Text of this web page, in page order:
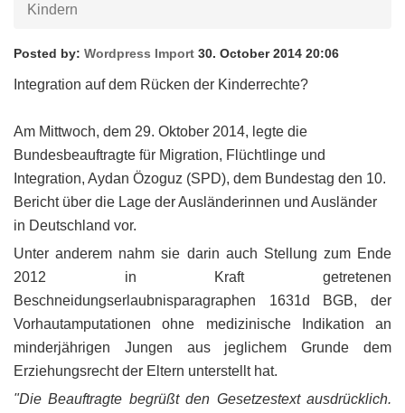
Kindern
Posted by: Wordpress Import 30. October 2014 20:06
Integration auf dem Rücken der Kinderrechte?
Am Mittwoch, dem 29. Oktober 2014, legte die
Bundesbeauftragte für Migration, Flüchtlinge und
Integration, Aydan Özoguz (SPD), dem Bundestag den 10.
Bericht über die Lage der Ausländerinnen und Ausländer
in Deutschland vor.
Unter anderem nahm sie darin auch Stellung zum Ende
2012 in Kraft getretenen
Beschneidungserlaubnisparagraphen 1631d BGB, der
Vorhautamputationen ohne medizinische Indikation an
minderjährigen Jungen aus jeglichem Grunde dem
Erziehungsrecht der Eltern unterstellt hat.
"Die Beauftragte begrüßt den Gesetzestext ausdrücklich.